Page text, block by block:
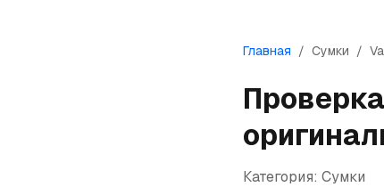
Главная / Сумки /
Проверка
Категория: Сумки